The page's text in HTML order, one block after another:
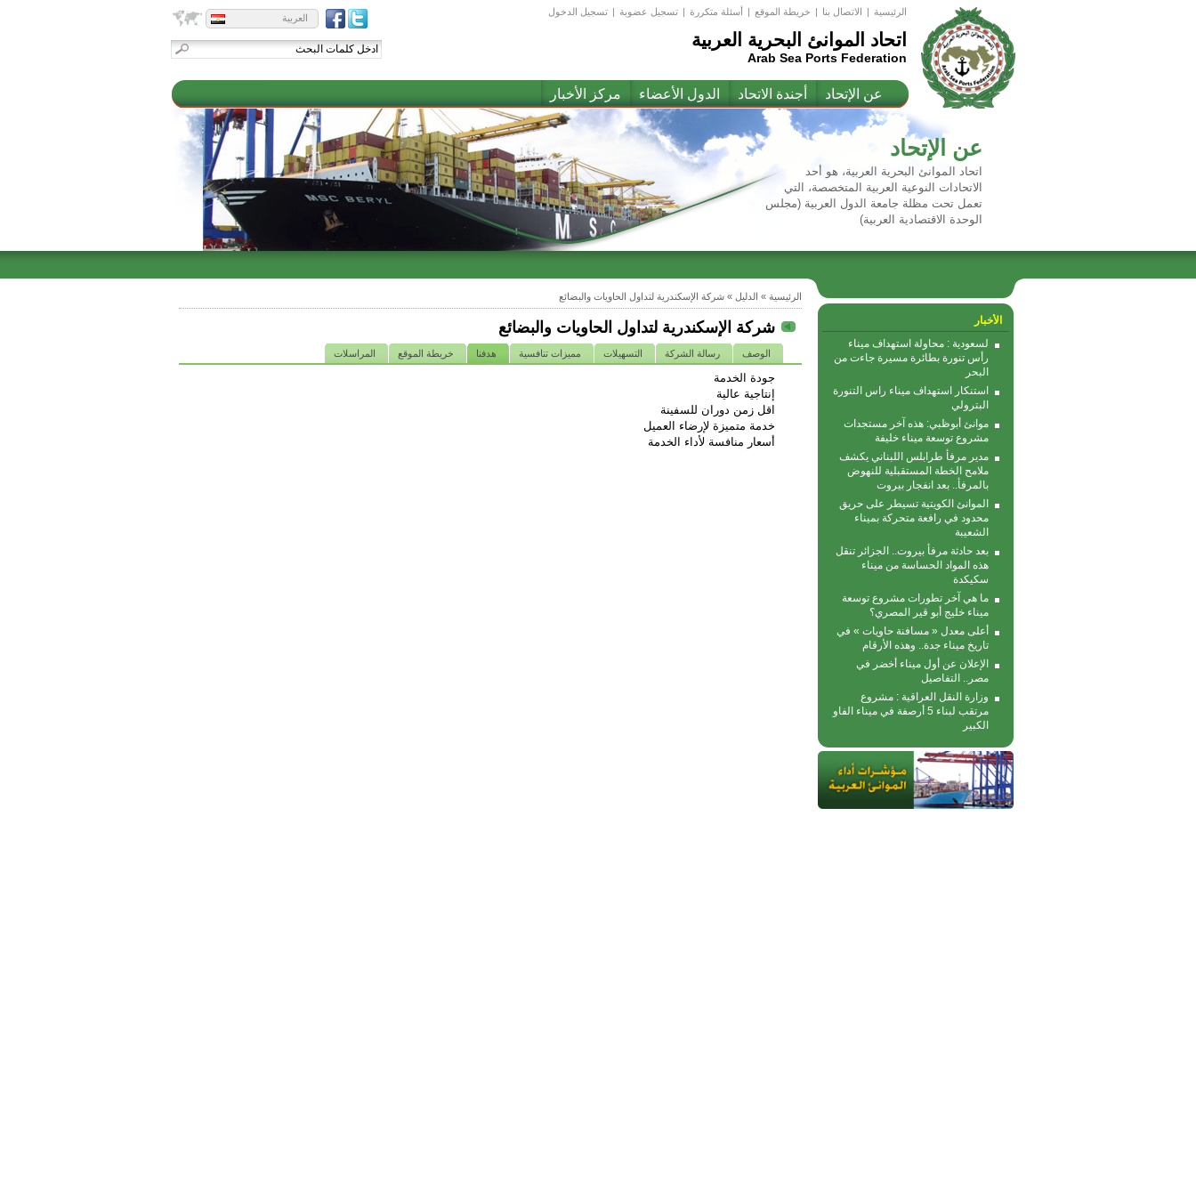
الرئيسية | اﻻتصال بنا | خريطة الموقع | أسئلة متكررة | تسجيل عضوبة | تسجيل الدخول
اتحاد الموانئ البحرية العربية
Arab Sea Ports Federation
العربية
عن الإتحاد أجندة الاتحاد الدول الأعضاء مركز الأخبار
عن الإتحاد
اتحاد الموانئ البحرية العربية، هو أحد
الاتحادات النوعية العربية المتخصصة، التي
تعمل تحت مظلة جامعة الدول العربية (مجلس
الوحدة الاقتصادية العربية)
الأخبار
لسعودية : محاولة استهداف ميناء
رأس تنورة بطائرة مسيرة جاءت من
البحر
استنكار استهداف ميناء راس التنورة
البترولي
موانئ أبوظبي: هذه آخر مستجدات
مشروع توسعة ميناء خليفة
مدير مرفأ طرابلس اللبناني يكشف
ملامح الخطة المستقبلية للنهوض
بالمرفأ.. بعد انفجار بيروت
الموانئ الكويتية تسيطر على حريق
محدود في رافعة متحركة بمیناء
الشعیبة
بعد حادثة مرفأ بيروت.. الجزائر تنقل
هذه المواد الحساسة من ميناء
سكيكدة
ما هي آخر تطورات مشروع توسعة
ميناء خليج أبو قير المصري؟
أعلى معدل « مسافنة حاويات » في
تاريخ ميناء جدة.. وهذه الأرقام
الإعلان عن أول ميناء أخضر في
مصر.. التفاصيل
وزارة النقل العراقية : مشروع
مرتقب لبناء 5 أرصفة في ميناء الفاو
الكبير
الرئيسية » الدليل »شركة الإسكندرية لتداول الحاويات والبضائع
شركة الإسكندرية لتداول الحاويات والبضائع
الوصف رسالة الشركة التسهيلات مميزات تنافسية هدفنا خريطة الموقع المراسلات
جودة الخدمة
إنتاجية عالية
اقل زمن دوران للسفينة
خدمة متميزة لإرضاء العميل
أسعار منافسة لأداء الخدمة